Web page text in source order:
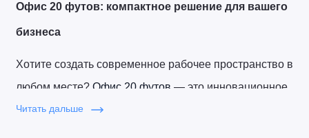
Офис 20 футов: компактное решение для вашего
бизнеса
Хотите создать современное рабочее пространство в
любом месте? Офис 20 футов — это инновационное
решение, которое сочетает в себе мобильность,
Читать дальше